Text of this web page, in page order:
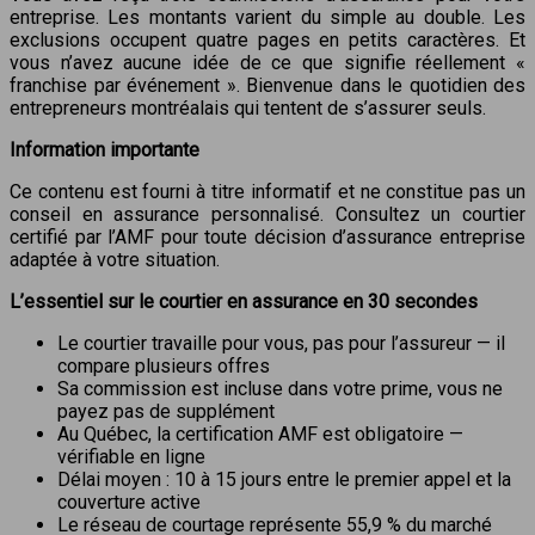
entreprise. Les montants varient du simple au double. Les
exclusions occupent quatre pages en petits caractères. Et
vous n’avez aucune idée de ce que signifie réellement «
franchise par événement ». Bienvenue dans le quotidien des
entrepreneurs montréalais qui tentent de s’assurer seuls.
Information importante
Ce contenu est fourni à titre informatif et ne constitue pas un
conseil en assurance personnalisé. Consultez un courtier
certifié par l’AMF pour toute décision d’assurance entreprise
adaptée à votre situation.
L’essentiel sur le courtier en assurance en 30 secondes
Le courtier travaille pour vous, pas pour l’assureur — il
compare plusieurs offres
Sa commission est incluse dans votre prime, vous ne
payez pas de supplément
Au Québec, la certification AMF est obligatoire —
vérifiable en ligne
Délai moyen : 10 à 15 jours entre le premier appel et la
couverture active
Le réseau de courtage représente 55,9 % du marché